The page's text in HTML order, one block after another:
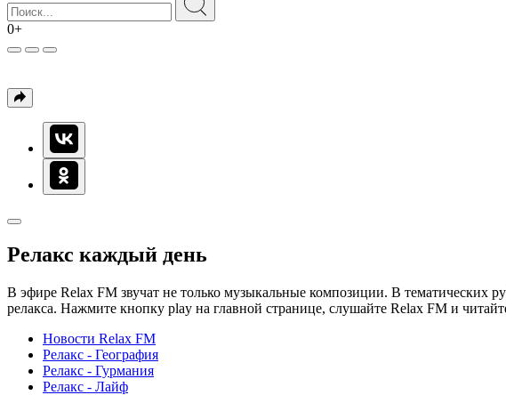
0+
Релакс каждый день
В эфире Relax FM звучат не только музыкальные композиции. В тематических
релакса. Нажмите кнопку play на главной странице, слушайте Relax FM и
Новости Relax FM
Релакс - География
Релакс - Гурмания
Релакс - Лайф